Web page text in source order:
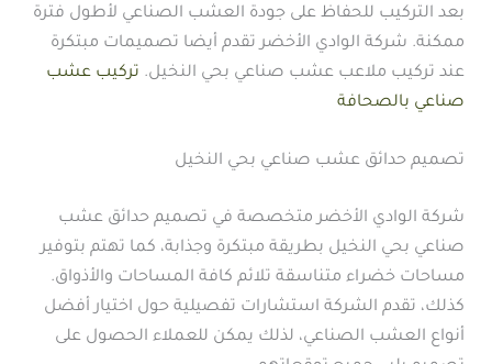
بعد التركيب للحفاظ على جودة العشب الصناعي لأطول فترة
ممكنة. شركة الوادي الأخضر تقدم أيضا تصميمات مبتكرة
عند تركيب ملاعب عشب صناعي بحي النخيل. تركيب عشب
صناعي بالصحافة
تصميم حدائق عشب صناعي بحي النخيل
شركة الوادي الأخضر متخصصة في تصميم حدائق عشب
صناعي بحي النخيل بطريقة مبتكرة وجذابة، كما تهتم بتوفير
مساحات خضراء متناسقة تلائم كافة المساحات والأذواق.
كذلك، تقدم الشركة استشارات تفصيلية حول اختيار أفضل
أنواع العشب الصناعي، لذلك يمكن للعملاء الحصول على